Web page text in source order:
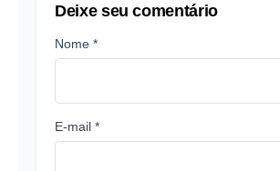
Deixe seu comentário
Nome *
E-mail *